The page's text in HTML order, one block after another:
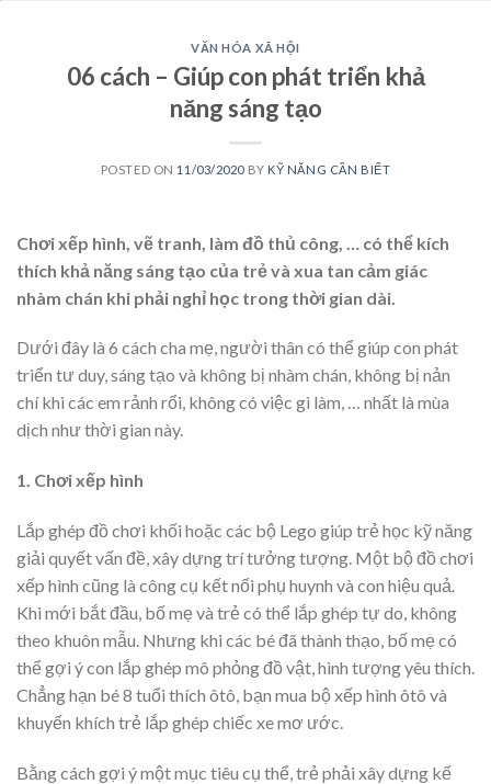
VĂN HÓA XÃ HỘI
06 cách – Giúp con phát triển khả
năng sáng tạo
POSTED ON 11/03/2020 BY KỸ NĂNG CẦN BIẾT
Chơi xếp hình, vẽ tranh, làm đồ thủ công, … có thể kích
thích khả năng sáng tạo của trẻ và xua tan cảm giác
nhàm chán khi phải nghỉ học trong thời gian dài.
Dưới đây là 6 cách cha mẹ, người thân có thể giúp con phát
triển tư duy, sáng tạo và không bị nhàm chán, không bị nản
chí khi các em rảnh rổi, không có việc gì làm, … nhất là mùa
dịch như thời gian này.
1. Chơi xếp hình
Lắp ghép đồ chơi khối hoặc các bộ Lego giúp trẻ học kỹ năng
giải quyết vấn đề, xây dựng trí tưởng tượng. Một bộ đồ chơi
xếp hình cũng là công cụ kết nối phụ huynh và con hiệu quả.
Khi mới bắt đầu, bố mẹ và trẻ có thể lắp ghép tự do, không
theo khuôn mẫu. Nhưng khi các bé đã thành thạo, bố mẹ có
thể gợi ý con lắp ghép mô phỏng đồ vật, hình tượng yêu thích.
Chẳng hạn bé 8 tuổi thích ôtô, bạn mua bộ xếp hình ôtô và
khuyến khích trẻ lắp ghép chiếc xe mơ ước.
Bằng cách gợi ý một mục tiêu cụ thể, trẻ phải xây dựng kế